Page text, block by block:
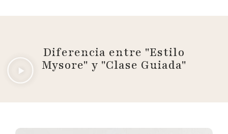
Diferencia entre "Estilo
Mysore" y "Clase Guiada"